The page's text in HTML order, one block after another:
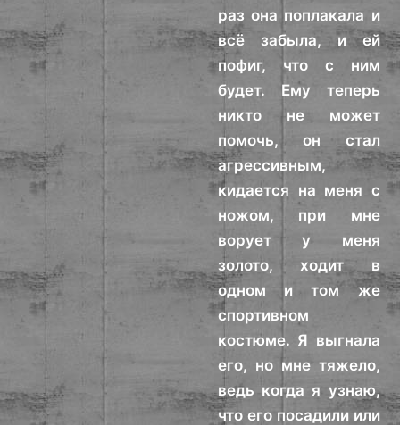
раз она поплакала и
всё забыла, и ей
пофиг, что с ним
будет. Ему теперь
никто не может
помочь, он стал
агрессивным,
кидается на меня с
ножом, при мне
ворует у меня
золото, ходит в
одном и том же
спортивном
костюме. Я выгнала
его, но мне тяжело,
ведь когда я узнаю,
что его посадили или